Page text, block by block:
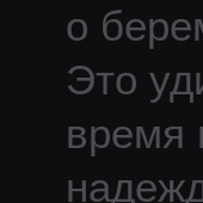
о
Это
время